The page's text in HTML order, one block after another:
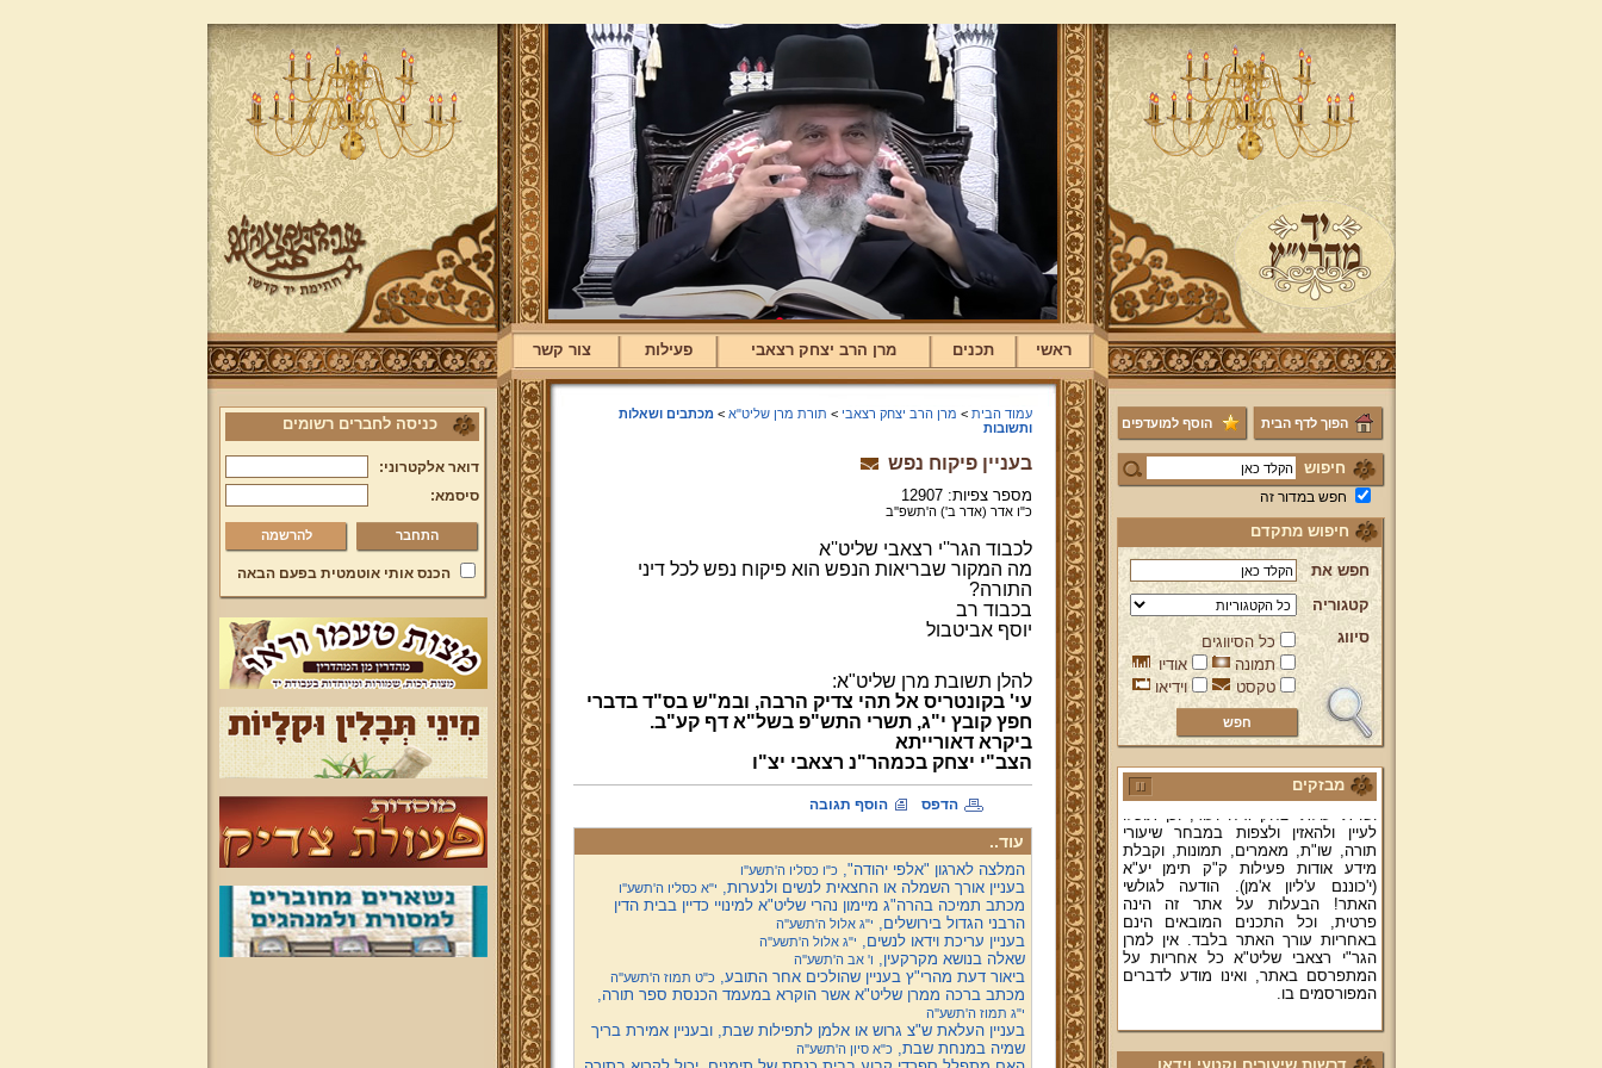
ראשי תכנים מרן הרב יצחק רצאבי פעילות צור קשר
הפוך לדף הבית הוסף למועדפים
חיפוש
חפש במדור זה
חיפוש מתקדם
חפש את
קטגוריה
סיווג
כל הסיווגים
תמונה
אודיו
טקסט
וידיאו
מבזקים
ברוכים הבאים לאתר מהרי"ץ
יד מהרי"ץ - פורטל תורני למורשת יהדות
תימן, האתר הרשמי להנצחת מורשתו
של גאון רבני תימן ותפארתם מהרי"ץ
זצוק"ל. באתר תמצאו גם תכנים תורניים
והלכתיים רבים של מרן הגאון הרב יצחק
רצאבי שליט"א - פוסק עדת תימן,
מחבר ספרי שלחן ערוך המקוצר ח"ח
ושו"ת עולת יצחק ג"ח ועוד, וכן תוכלו
לעיין ולהאזין ולצפות במבחר שיעורי
תורה, שו"ת, מאמרים, תמונות, וקבלת
מידע אודות פעילות ק"ק תימן יע"א
(י'כוננם ע'ליון א'מן). הודעה לגולשי
האתר! הבעלות על אתר זה הינה
פרטית, וכל התכנים המובאים הינם
באחריות עורך האתר בלבד. אין למרן
הגר"י רצאבי שליט"א כל אחריות על
המתפרסם באתר, ואינו מודע לדברים
המפורסמים בו.
פניה נרגשת אל אחינו בני עדת תימן
עמוד הבית > מרן הרב יצחק רצאבי > תורת מרן שליט"א >מכתבים ושאלות
ותשובות
בעניין פיקוח נפש
מספר צפיות: 12907
כ"ו אדר (אדר ב') ה'תשפ''ב
לכבוד הגר''י רצאבי שליט''א
מה המקור שבריאות הנפש הוא פיקוח נפש לכל דיני
התורה?
בכבוד רב
יוסף אביטבול
להלן תשובת מרן שליט"א:
עי' בקונטריס אל תהי צדיק הרבה, ובמ"ש בס"ד בדברי
חפץ קובץ י"ג, תשרי התש"פ בשל"א דף קע"ב.
ביקרא דאורייתא
הצב"י יצחק בכמהר"נ רצאבי יצ"ו
הדפס הוסף תגובה
עוד..
המלצה לארגון "אלפי יהודה",כ"ו כסליו ה'תשע''ו
בעניין אורך השמלה או החצאית לנשים ולנערות, י"א כסליו ה'תשע''ו
מכתב תמיכה בהרה"ג מיימון נהרי שליט"א למינויי כדיין בבית הדין
הרבני הגדול בירושלים, י"ג אלול ה'תשע''ה
בעניין עריכת וידאו לנשים, י"ג אלול ה'תשע''ה
שאלה בנושא מקרקעין, ו' אב ה'תשע''ה
ביאור דעת מהרי"ץ בעניין שהולכים אחר התובע,כ"ט תמוז ה'תשע''ה
מכתב ברכה ממרן שליט"א אשר הוקרא במעמד הכנסת ספר תורה,
י"ג תמוז ה'תשע''ה
בעניין העלאת ש"צ גרוש או אלמן לתפילות שבת, ובעניין אמירת בריך
שמיה במנחת שבת,כ"א סיון ה'תשע''ה
כניסה לחברים רשומים
דואר אלקטרוני:
סיסמא:
להרשמה
הכנס אותי אוטמטית בפעם הבאה